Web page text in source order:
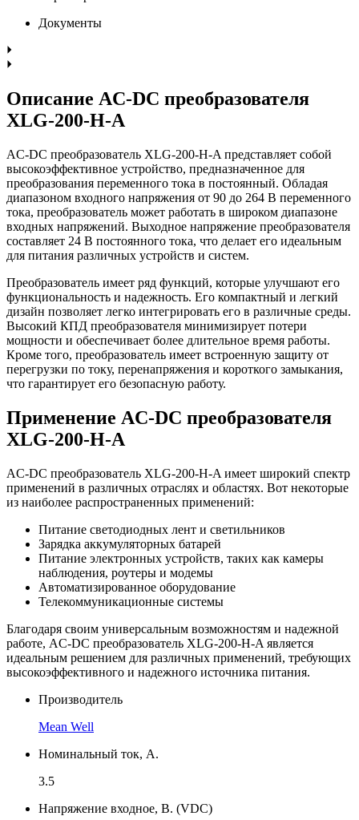
Документы
Описание AC-DC преобразователя
XLG-200-H-A
AC-DC преобразователь XLG-200-H-A представляет собой
высокоэффективное устройство, предназначенное для
преобразования переменного тока в постоянный. Обладая
диапазоном входного напряжения от 90 до 264 В переменного
тока, преобразователь может работать в широком диапазоне
входных напряжений. Выходное напряжение преобразователя
составляет 24 В постоянного тока, что делает его идеальным
для питания различных устройств и систем.
Преобразователь имеет ряд функций, которые улучшают его
функциональность и надежность. Его компактный и легкий
дизайн позволяет легко интегрировать его в различные среды.
Высокий КПД преобразователя минимизирует потери
мощности и обеспечивает более длительное время работы.
Кроме того, преобразователь имеет встроенную защиту от
перегрузки по току, перенапряжения и короткого замыкания,
что гарантирует его безопасную работу.
Применение AC-DC преобразователя
XLG-200-H-A
AC-DC преобразователь XLG-200-H-A имеет широкий спектр
применений в различных отраслях и областях. Вот некоторые
из наиболее распространенных применений:
Питание светодиодных лент и светильников
Зарядка аккумуляторных батарей
Питание электронных устройств, таких как камеры
наблюдения, роутеры и модемы
Автоматизированное оборудование
Телекоммуникационные системы
Благодаря своим универсальным возможностям и надежной
работе, AC-DC преобразователь XLG-200-H-A является
идеальным решением для различных применений, требующих
высокоэффективного и надежного источника питания.
Производитель
Mean Well
Номинальный ток, А.
3.5
Напряжение входное, В. (VDC)